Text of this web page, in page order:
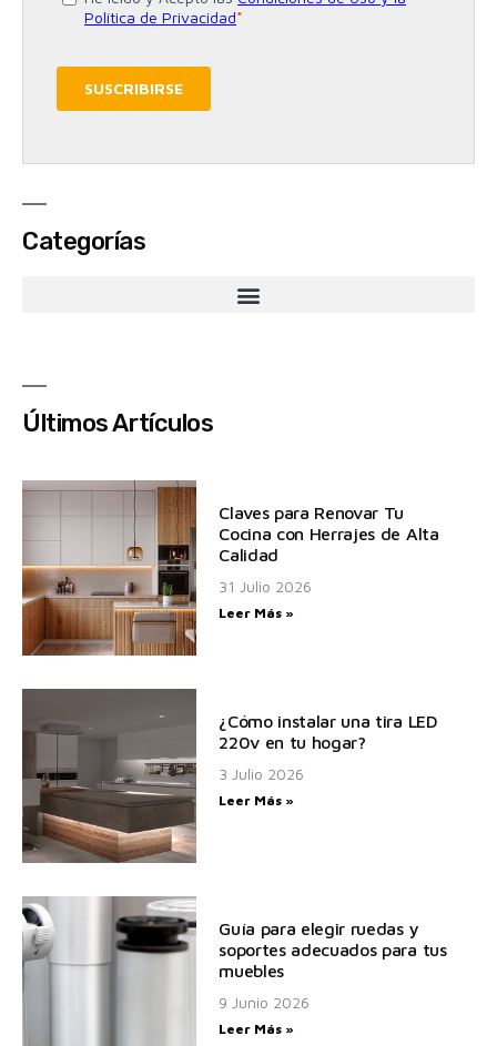
Categorías
Últimos Artículos
Claves para Renovar Tu
Cocina con Herrajes de Alta
Calidad
31 Julio 2026
Leer Más »
¿Cómo instalar una tira LED
220v en tu hogar?
3 Julio 2026
Leer Más »
Guía para elegir ruedas y
soportes adecuados para tus
muebles
9 Junio 2026
Leer Más »